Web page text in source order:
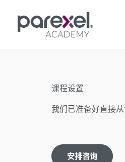
课程设置
我们已准备好直接
安排咨询